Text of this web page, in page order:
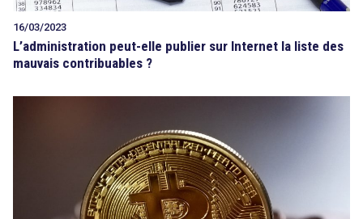
CONTACT
16/03/2023
L’administration peut-elle publier sur Internet la liste des
mauvais contribuables ?